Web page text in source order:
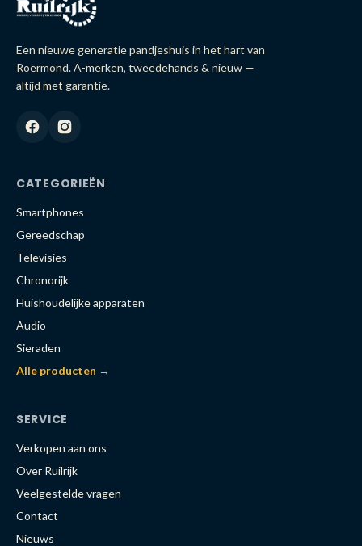
Een nieuwe generatie pandjeshuis in het hart van
Roermond. A-merken, tweedehands & nieuw —
altijd met garantie.
CATEGORIEËN
Smartphones
Gereedschap
Televisies
Chronorijk
Huishoudelijke apparaten
Audio
Sieraden
Alle producten →
SERVICE
Verkopen aan ons
Over Ruilrijk
Veelgestelde vragen
Contact
Nieuws